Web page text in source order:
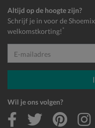
Altijd op de hoogte zijn?
Schrijf je in voor de
welkomstkorting! *
E-mailadres
Wil je ons volgen?